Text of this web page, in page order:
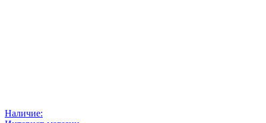
Наличие: